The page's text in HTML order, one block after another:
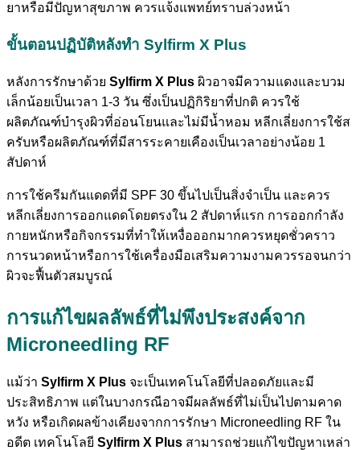
ยาหรือมีปัญหาสุขภาพ ควรแจ้งแพทย์ทราบล่วงหน้า
ขั้นตอนปฏิบัติหลังทำ Sylfirm X Plus
หลังการรักษาด้วย Sylfirm X Plus ผิวอาจมีความแดงและบวม
เล็กน้อยเป็นเวลา 1-3 วัน ซึ่งเป็นปฏิกิริยาที่ปกติ ควรใช้
ผลิตภัณฑ์บำรุงผิวที่อ่อนโยนและไม่มีน้ำหอม หลีกเลี่ยงการใช้ส
ครับหรือผลิตภัณฑ์ที่มีสารระคายเคืองเป็นเวลาอย่างน้อย 1
สัปดาห์
การใช้ครีมกันแดดที่มี SPF 30 ขึ้นไปเป็นสิ่งจำเป็น และควร
หลีกเลี่ยงการออกแดดโดยตรงใน 2 สัปดาห์แรก การออกกำลัง
กายหนักหรือกิจกรรมที่ทำให้เหงื่อออกมากควรหยุดชั่วคราว
การนวดหน้าหรือการใช้เครื่องมือเสริมความงามควรรอจนกว่า
ผิวจะฟื้นตัวสมบูรณ์
การแก้ไขผลลัพธ์ที่ไม่พึงประสงค์จาก
Microneedling RF
แม้ว่า Sylfirm X Plus จะเป็นเทคโนโลยีที่ปลอดภัยและมี
ประสิทธิภาพ แต่ในบางกรณีอาจมีผลลัพธ์ที่ไม่เป็นไปตามคาด
หวัง หรือเกิดผลข้างเคียงจากการรักษา Microneedling RF ใน
อดีต เทคโนโลยี Sylfirm X Plus สามารถช่วยแก้ไขปัญหาเหล่า